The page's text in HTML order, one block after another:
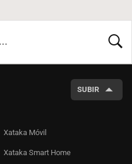
SUBIR
Xataka Móvil
Xataka Smart Home